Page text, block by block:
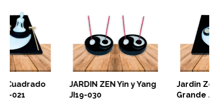
JARDIN ZEN Yin y Yang
JI19-030
Jardin Zen Cuadrado
Grande JI19-021